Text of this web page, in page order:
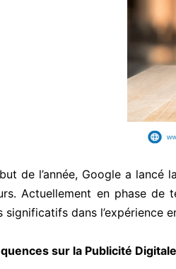
de l’année, Google a
Actuellement en phase de
significatifs dans l’expérience
sur la Publicité